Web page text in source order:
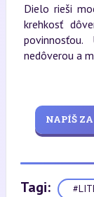
Dielo rieši
krehkosť
nedôverou a
NAPÍŠ
Tagi: